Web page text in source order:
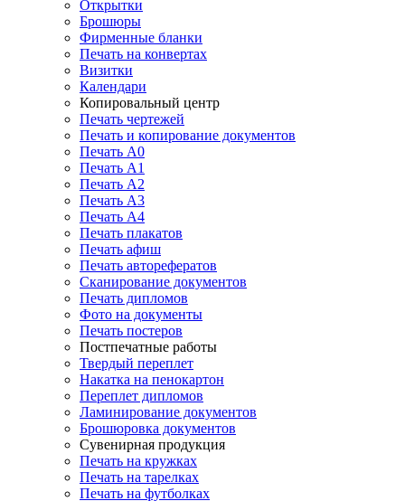
Открытки
Брошюры
Фирменные бланки
Печать на конвертах
Визитки
Календари
Копировальный центр
Печать чертежей
Печать и копирование документов
Печать А0
Печать А1
Печать А2
Печать А3
Печать А4
Печать плакатов
Печать афиш
Печать авторефератов
Сканирование документов
Печать дипломов
Фото на документы
Печать постеров
Постпечатные работы
Твердый переплет
Накатка на пенокартон
Переплет дипломов
Ламинирование документов
Брошюровка документов
Сувенирная продукция
Печать на кружках
Печать на тарелках
Печать на футболках